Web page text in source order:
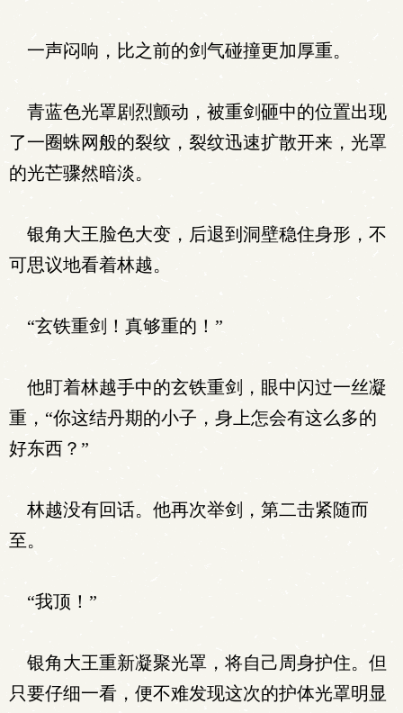
一声闷响，比之前的剑气碰撞更加厚重。
青蓝色光罩剧烈颤动，被重剑砸中的位置出现
了一圈蛛网般的裂纹，裂纹迅速扩散开来，光罩
的光芒骤然暗淡。
银角大王脸色大变，后退到洞壁稳住身形，不
可思议地看着林越。
“玄铁重剑！真够重的！”
他盯着林越手中的玄铁重剑，眼中闪过一丝凝
重，“你这结丹期的小子，身上怎会有这么多的
好东西？”
林越没有回话。他再次举剑，第二击紧随而
至。
“我顶！”
银角大王重新凝聚光罩，将自己周身护住。但
只要仔细一看，便不难发现这次的护体光罩明显